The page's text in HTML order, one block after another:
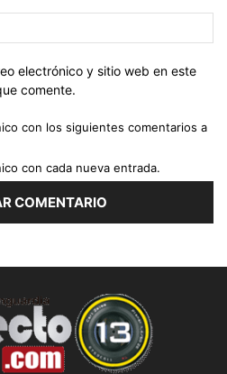
electrónico y sitio web en este
comente.
con los siguientes comentarios a
con cada nueva entrada.